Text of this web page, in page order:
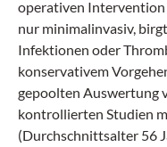
operativen Intervention
nur minimalinvasiv,
Infektionen oder
konservativem
gepoolten Auswertung
kontrollierten Studien
(Durchschnittsalter 56